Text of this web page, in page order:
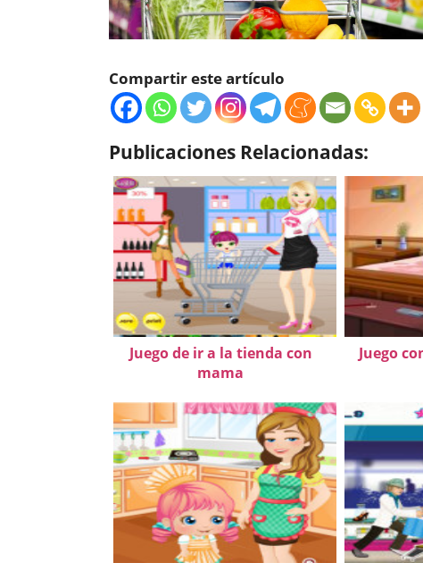
Compartir este artículo
Publicaciones Relacionadas:
Juego de ir a la tienda con
mama
Juego